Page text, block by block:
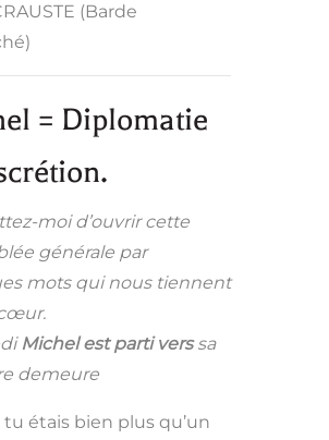
(Barde
= Diplomatie
moi d’ouvrir cette
générale par
mots qui nous tiennent
Michel est parti verssa
demeure
tu étais bien plus qu’un